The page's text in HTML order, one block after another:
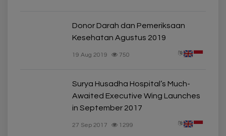
Donor Darah dan Pemeriksaan
Kesehatan Agustus 2019
19 Aug 2019 750
Surya Husadha Hospital’s Much-
Awaited Executive Wing Launches
in September 2017
27 Sep 2017 1299